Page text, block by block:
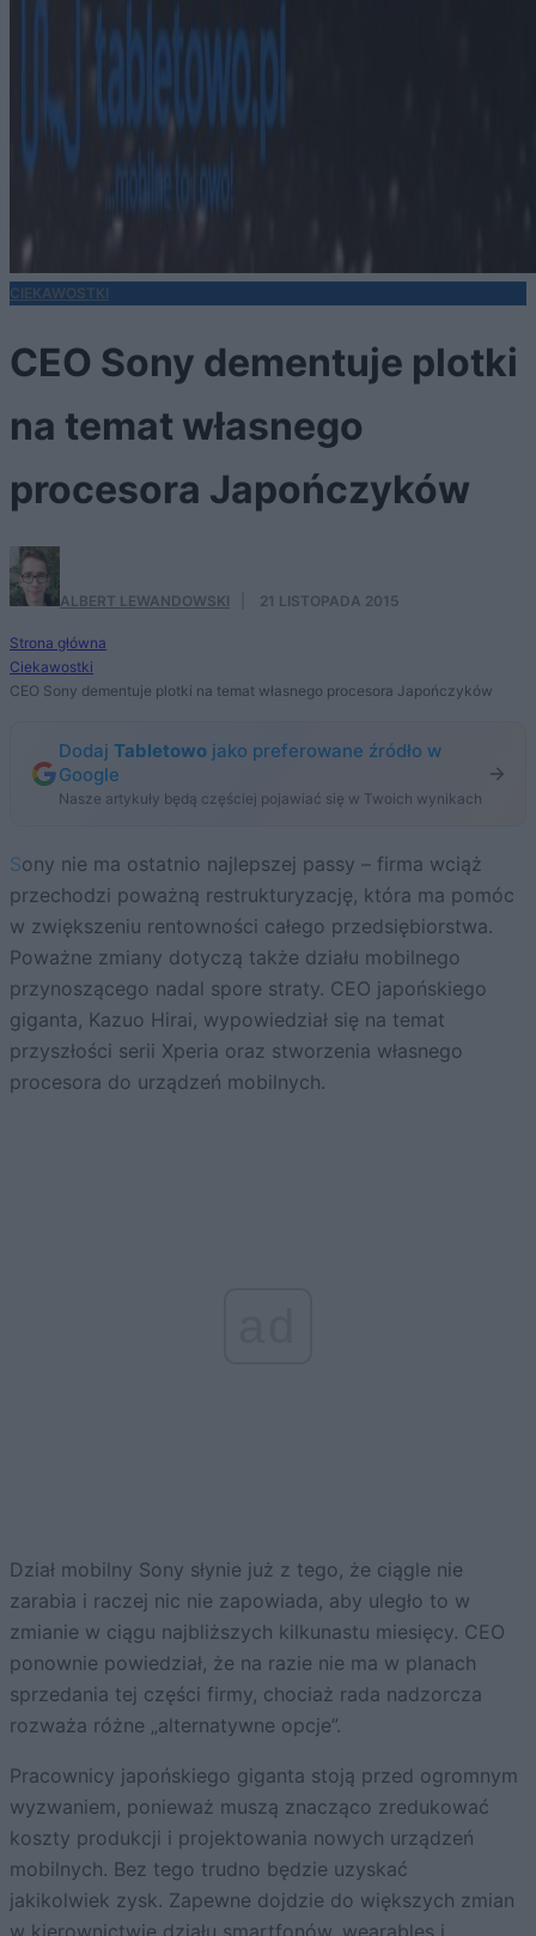
CIEKAWOSTKI
CEO Sony dementuje plotki
na temat własnego
procesora Japończyków
ALBERT LEWANDOWSKI 21 LISTOPADA 2015
Strona główna
Ciekawostki
CEO Sony dementuje plotki na temat własnego procesora Japończyków
Dodaj Tabletowo jako preferowane źródło w
Google
Nasze artykuły będą częściej pojawiać się w Twoich wynikach
Sony nie ma ostatnio najlepszej passy – firma wciąż
przechodzi poważną restrukturyzację, która ma pomóc
w zwiększeniu rentowności całego przedsiębiorstwa.
Poważne zmiany dotyczą także działu mobilnego
przynoszącego nadal spore straty. CEO japońskiego
giganta, Kazuo Hirai, wypowiedział się na temat
przyszłości serii Xperia oraz stworzenia własnego
procesora do urządzeń mobilnych.
Dział mobilny Sony słynie już z tego, że ciągle nie
zarabia i raczej nic nie zapowiada, aby uległo to w
zmianie w ciągu najbliższych kilkunastu miesięcy. CEO
ponownie powiedział, że na razie nie ma w planach
sprzedania tej części firmy, chociaż rada nadzorcza
rozważa różne „alternatywne opcje”.
Pracownicy japońskiego giganta stoją przed ogromnym
wyzwaniem, ponieważ muszą znacząco zredukować
koszty produkcji i projektowania nowych urządzeń
mobilnych. Bez tego trudno będzie uzyskać
jakikolwiek zysk. Zapewne dojdzie do większych zmian